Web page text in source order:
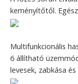
keményítőtől.
Multifunkcionális
6 állítható
levesek, zabkása és